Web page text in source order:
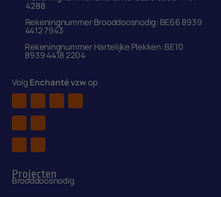
4288
Rekeningnummer Brooddoosnodig: BE66 8939
4412 7943
Rekeningnummer Hartelijke Plekken: BE10
8939 4418 2204
Volg Enchanté vzwop
Projecten
Brooddoosnodig